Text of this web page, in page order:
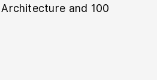
and 100